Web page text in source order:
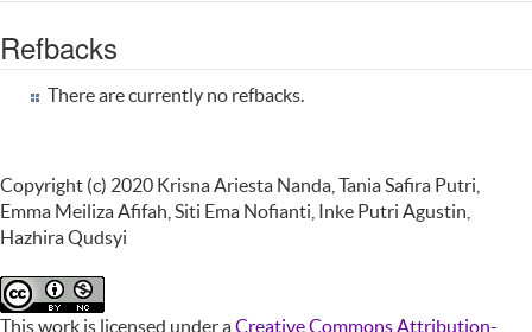
Refbacks
There are currently no refbacks.
Copyright (c) 2020 Krisna Ariesta Nanda, Tania Safira Putri,
Emma Meiliza Afifah, Siti Ema Nofianti, Inke Putri Agustin,
Hazhira Qudsyi
This work is licensed under aCreative Commons Attribution-